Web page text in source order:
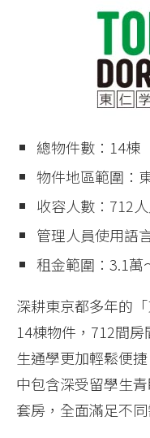
總物件數：14棟
物件地區範圍：
收容人數：712
管理人員使用語
租金範圍：3.1萬
深耕東京都多年的
14棟物件，712間
生通學更加輕鬆便
中包含深受留學生
套房，全面滿足不同